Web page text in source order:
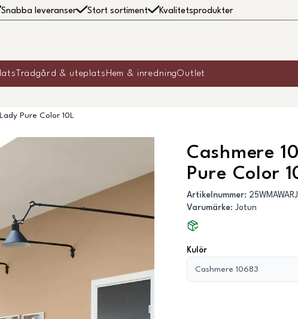
Snabba leveranser Stort sortiment Kvalitetsprodukter
Trädgård & uteplats Hem & inredningOutlet
Pure Color 10L
Cashmere
Pure Color
Artikelnummer:
Varumärke: Jotun
Kulör
Cashmere 10683